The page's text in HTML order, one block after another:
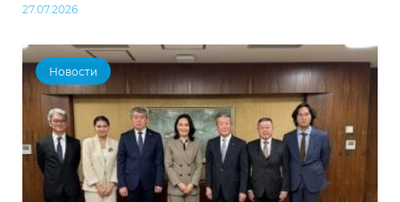
27.07.2026
Новости